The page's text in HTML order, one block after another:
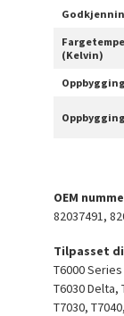
(Kelvin)
Oppbygging
OEM
82037491,
Tilpasset
T6000 Series
T6030 Delta,
T7030,